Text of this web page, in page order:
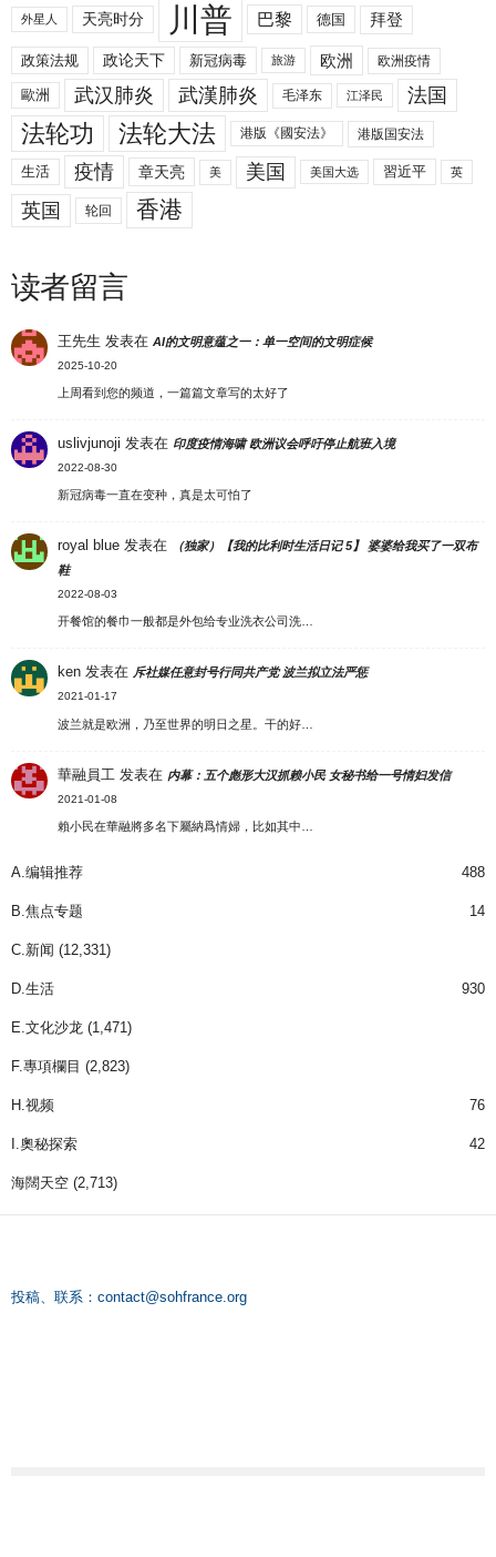
外星人 天亮时分 川普 巴黎 德国 拜登
政策法规 政论天下 新冠病毒 旅游 欧洲 欧洲疫情
歐洲 武汉肺炎 武漢肺炎 毛泽东 江泽民 法国
法轮功 法轮大法 港版《國安法》 港版国安法
生活 疫情 章天亮 美 美国 美国大选 習近平 英
英国 轮回 香港
读者留言
王先生 发表在AI的文明意蕴之一：单一空间的文明症候
2025-10-20
上周看到您的频道，一篇篇文章写的太好了
uslivjunoji 发表在 印度疫情海啸 欧洲议会呼吁停止航班入境
2022-08-30
新冠病毒一直在变种，真是太可怕了
royal blue 发表在
（独家）【我的比利时生活日记 5】 婆婆给我买了一双布
鞋
2022-08-03
开餐馆的餐巾一般都是外包给专业洗衣公司洗…
ken 发表在 斥社媒任意封号行同共产党 波兰拟立法严惩
2021-01-17
波兰就是欧洲，乃至世界的明日之星。干的好…
華融員工 发表在 内幕：五个彪形大汉抓赖小民 女秘书给一号情妇发信
2021-01-08
賴小民在華融將多名下屬納爲情婦，比如其中…
A.编辑推荐 488
B.焦点专题 14
C.新闻 (12,331)
D.生活 930
E.文化沙龙 (1,471)
F.專項欄目 (2,823)
H.视频 76
I.奧秘探索 42
海闊天空 (2,713)
投稿、联系： contact@sohfrance.org